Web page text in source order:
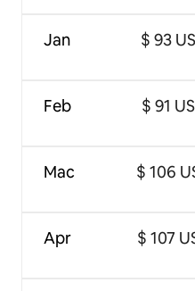
Jan
Feb
Mac
Apr
$ 93
$ 91
$ 106
$ 107